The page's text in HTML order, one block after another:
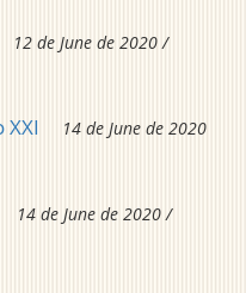
12 de June de 2020 /
14 de June de 2020
14 de June de 2020 /